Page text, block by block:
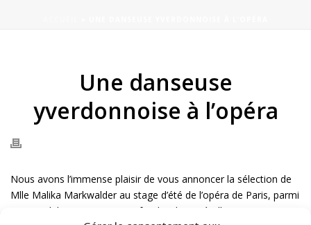
Une danseuse
yverdonnoise à l’opéra
Nous avons l’immense plaisir de vous annoncer la sélection de
Mlle Malika Markwalder au stage d’été de l’opéra de Paris, parmi
610 candidats tous pays confondus, bravo à elle pour avoir